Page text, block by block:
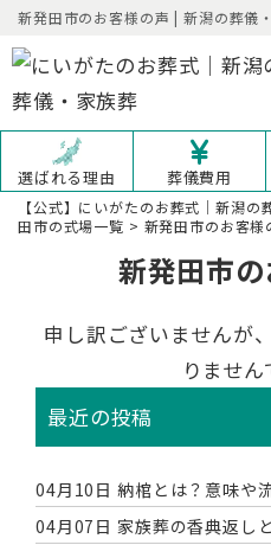
新発田市のお客様の声 | 新潟の葬儀
選ばれる理由 葬儀費用
【公式】にいがたのお葬式｜新潟の
田市の式場一覧 > 新発田市のお客様
新発田市
申し訳ございませんが
りません
最近の投稿
04月10日 納棺とは？意味や
04月07日 家族葬の香典返し